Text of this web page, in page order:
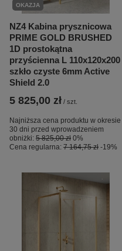
OKAZJA
NZ4 Kabina prysznicowa
PRIME GOLD BRUSHED
1D prostokątna
przyścienna L 110x120x200
szkło czyste 6mm Active
Shield 2.0
5 825,00 zł / szt.
Najniższa cena produktu w okresie
30 dni przed wprowadzeniem
obniżki: 5 825,00 zł 0%
Cena regularna: 7 164,75 zł -19%